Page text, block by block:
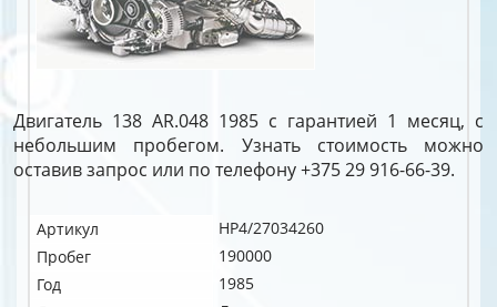
Двигатель 138 AR.048 1985 с гарантией 1 месяц, с
небольшим пробегом. Узнать стоимость можно
оставив запрос или по телефону +375 29 916-66-39.
Артикул
HP4/27034260
Пробег
190000
Год
1985